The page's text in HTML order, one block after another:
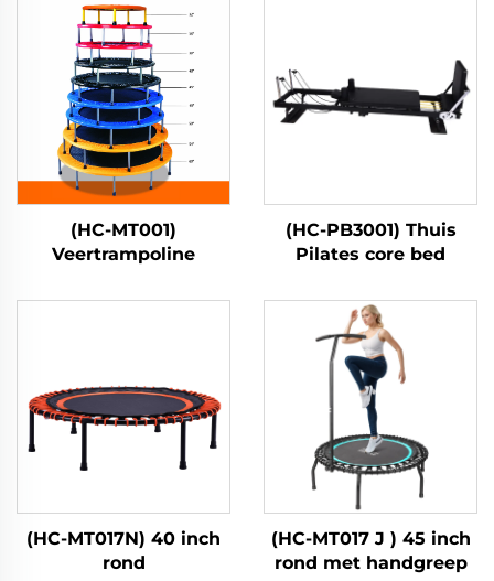
(HC-MT001)
Veertrampoline
(HC-PB3001) Thuis
Pilates core bed
(HC-MT017N) 40 inch
rond
(HC-MT017 J ) 45 inch
rond met handgreep